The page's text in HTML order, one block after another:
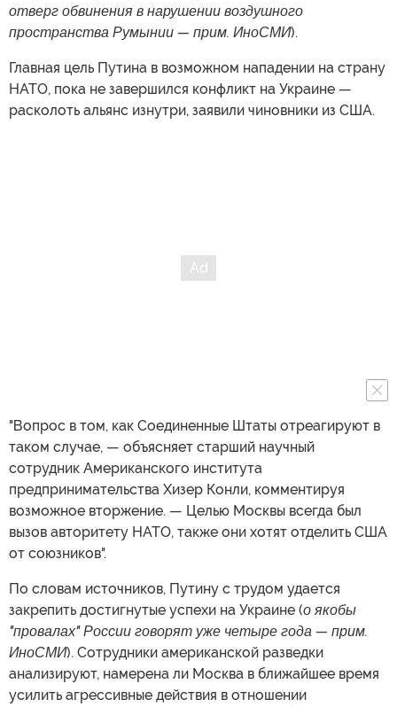
отверг обвинения в нарушении воздушного
пространства Румынии — прим. ИноСМИ).
Главная цель Путина в возможном нападении на страну
НАТО, пока не завершился конфликт на Украине —
расколоть альянс изнутри, заявили чиновники из США.
"Вопрос в том, как Соединенные Штаты отреагируют в
таком случае, — объясняет старший научный
сотрудник Американского института
предпринимательства Хизер Конли, комментируя
возможное вторжение. — Целью Москвы всегда был
вызов авторитету НАТО, также они хотят отделить США
от союзников".
По словам источников, Путину с трудом удается
закрепить достигнутые успехи на Украине (о якобы
"провалах" России говорят уже четыре года — прим.
ИноСМИ). Сотрудники американской разведки
анализируют, намерена ли Москва в ближайшее время
усилить агрессивные действия в отношении